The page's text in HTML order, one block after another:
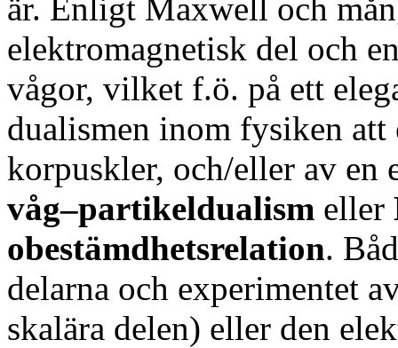
är. Enligt Maxwell och
elektromagnetisk del och
vågor, vilket f.ö. på ett
dualismen inom fysiken att
korpuskler, och/eller av en
våg–partikeldualism eller
obestämdhetsrelation.
delarna och experimentet
skalära delen) eller den